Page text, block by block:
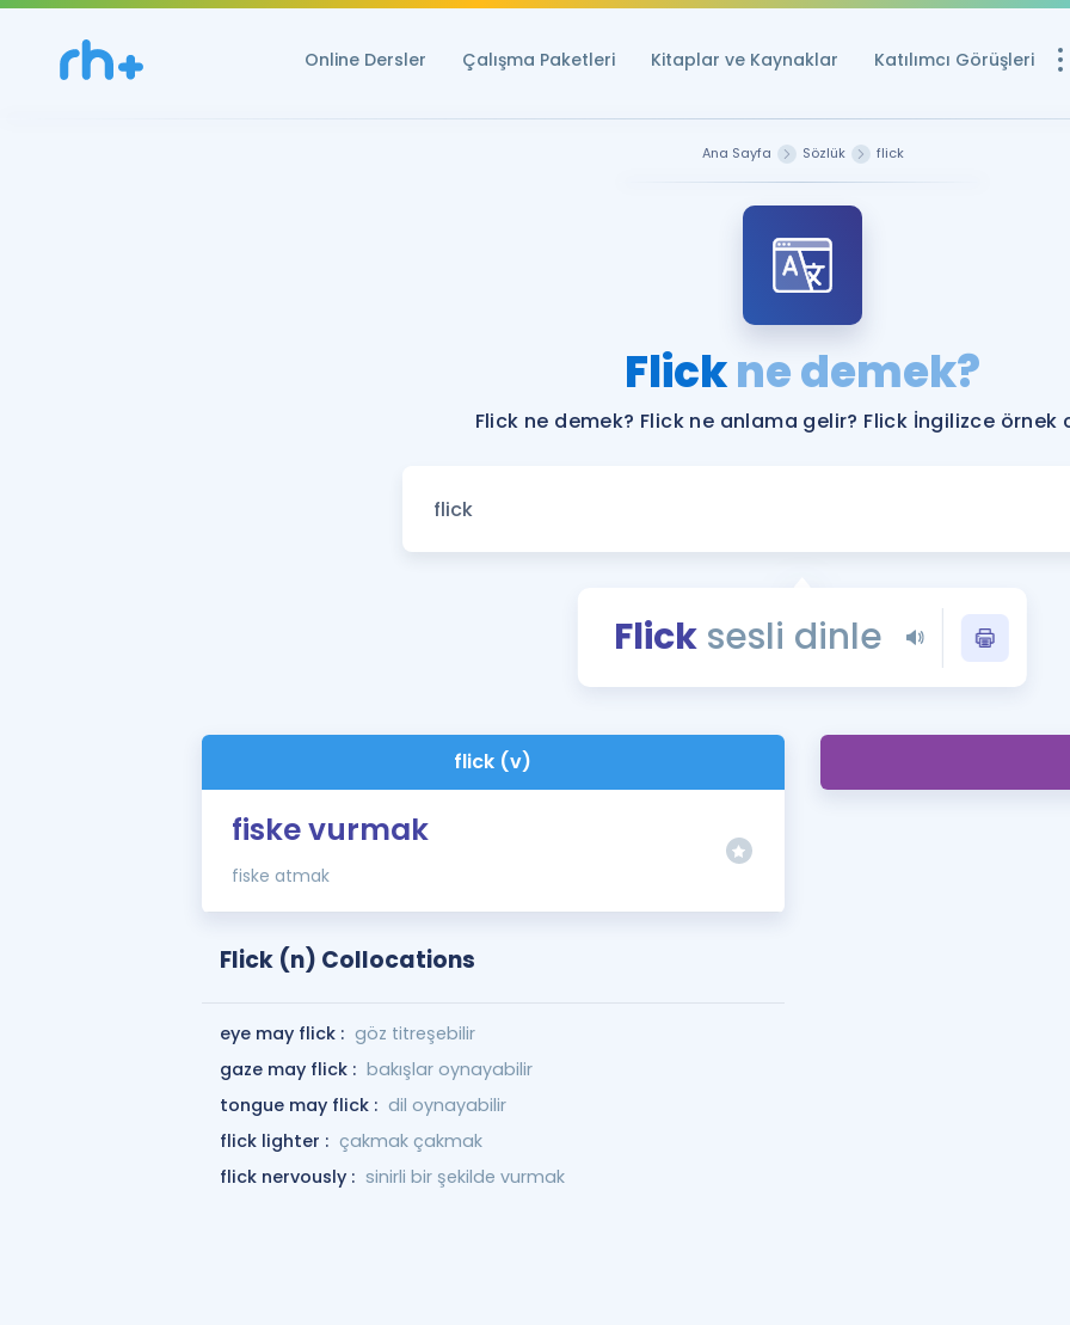
Online Dersler Çalışma Paketleri Kitaplar ve Kaynaklar Katılımcı Görüşleri
YDS ve YÖKDİL
YDS ve YÖKDİL'e
Tüm ÖSYM
YDS - YÖKDİL
İngilizce Gramer
Ana Sayfa Sözlük flick
Flickne demek?
Flick ne demek? Flick ne anlama gelir? Flick İngilizce örnek
Flicksesli dinle
flick (v)
fiske vurmak
fiske atmak
Flick (n) Collocations
eye may flick : göz titreşebilir
gaze may flick : bakışlar oynayabilir
tongue may flick : dil oynayabilir
flick lighter : çakmak çakmak
flick nervously : sinirli bir şekilde vurmak